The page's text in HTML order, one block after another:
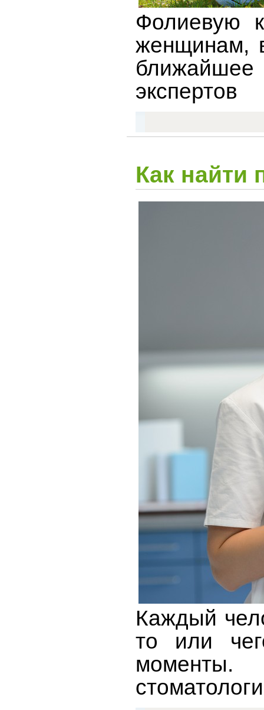
Фолиевую
женщинам,
ближайшее
экспертов
Как найти
Каждый
то или